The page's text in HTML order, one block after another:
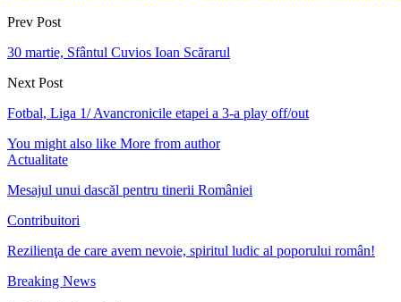
Prev Post
30 martie, Sfântul Cuvios Ioan Scărarul
Next Post
Fotbal, Liga 1/ Avancronicile etapei a 3-a play off/out
You might also like More from author
Actualitate
Mesajul unui dascăl pentru tinerii României
Contribuitori
Rezilienţa de care avem nevoie, spiritul ludic al poporului român!
Breaking News